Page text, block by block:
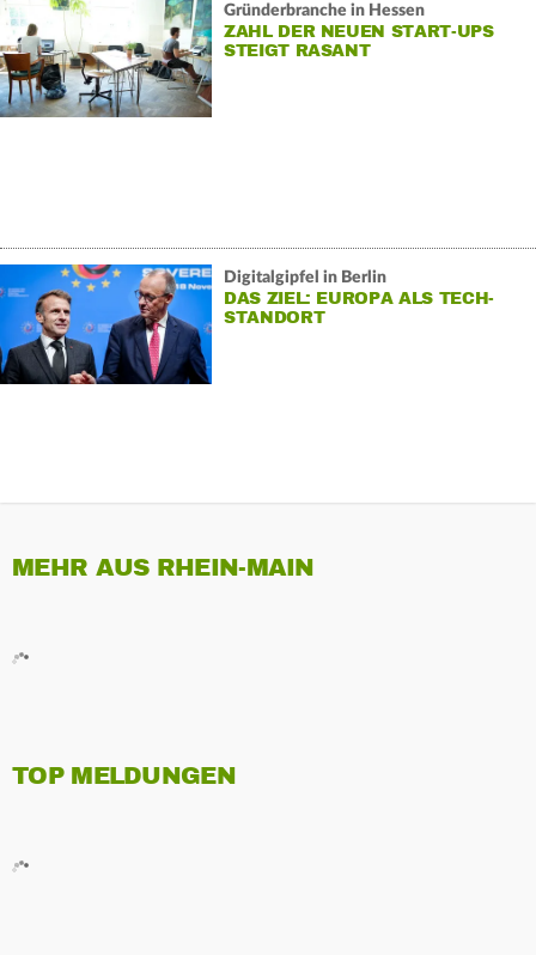
Gründerbranche in Hessen
ZAHL DER NEUEN START-UPS
STEIGT RASANT
Digitalgipfel in Berlin
DAS ZIEL: EUROPA ALS TECH-
STANDORT
MEHR AUS RHEIN-MAIN
TOP MELDUNGEN